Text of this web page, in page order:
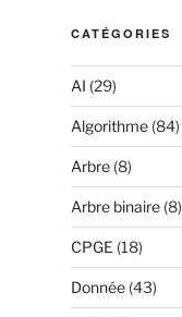
CATÉGORIES
AI (29)
Algorithme(84)
Arbre(8)
Arbre binaire(8)
CPGE (18)
Donnée(43)